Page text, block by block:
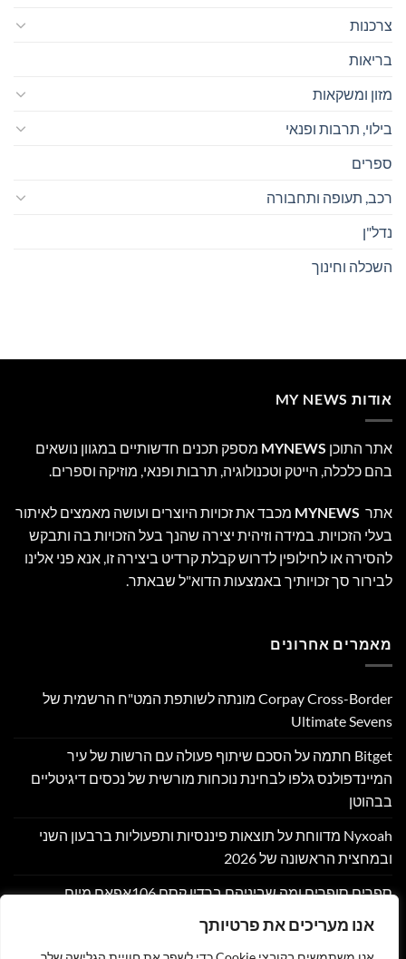
אנו מעריכים את פרטיותך
צרכנות
בריאות
מזון ומשקאות
בילוי, תרבות ופנאי
ספרים
רכב, תעופה ותחבורה
נדל"ן
השכלה וחינוך
אודות MY NEWS
אתר התוכן MYNEWS מספק תכנים חדשותיים במגוון נושאים
בהם כלכלה, הייטק וטכנולוגיה, תרבות ופנאי, מוזיקה וספרים.
אתר MYNEWS מכבד את זכויות היוצרים ועושה מאמצים לאיתור
בעלי הזכויות. במידה וזיהית יצירה שהנך בעל הזכויות בה ותבקש
להסירה או לחילופין לדרוש קבלת קרדיט ביצירה זו, אנא פני אלינו
לבירור סך זכויותיך באמצעות הדוא"ל שבאתר.
מאמרים אחרונים
Corpay Cross-Border מונתה לשותפת המט"ח הרשמית של
Ultimate Sevens
Bitget חתמה על הסכם שיתוף פעולה עם הרשות של עיר
המיינדפולנס גלפו לבחינת נוכחות מורשית של נכסים דיגיטליים
בבהוטן
Nyxoah מדווחת על תוצאות פיננסיות ותפעוליות ברבעון השני
ובמחצית הראשונה של 2026
ספרים סופרים ומה שביניהם ברדיו קסם 106אפאם מיום
שוק אסימוני המניות מזנק ב-140% ב-2026 בהתאם למיפוי השוק